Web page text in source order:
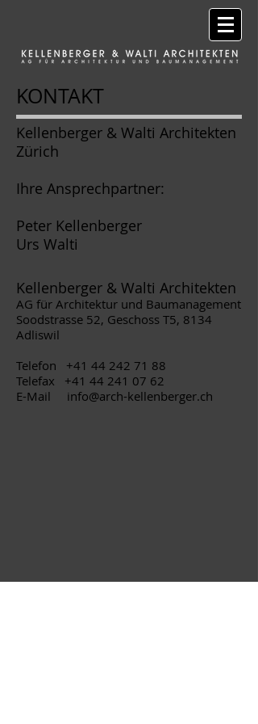
KONTAKT
Kellenberger & Walti Architekten
Zürich​
Ihre Ansprechpartner:
Peter Kellenberger
Urs Walti
Kellenberger & Walti Architekten
AG für Architektur und Baumanagement
Soodstrasse 52, Geschoss T5, 8134
Adliswil
Telefon +41 44 242 71 88
Telefax +41 44 241 07 62
E-Mail info@arch-kellenberger.ch